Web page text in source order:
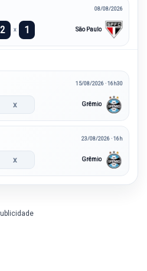
08/08/2026
2 x 1 São Paulo
15/08/2026 · 16h30
x Grêmio
23/08/2026 · 16h
x Grêmio